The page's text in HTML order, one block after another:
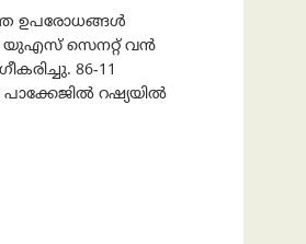
ഉപരോധങ്ങൾ
യുഎസ് സെനറ്റ് വൻ
86-11
റഷ്യയിൽ